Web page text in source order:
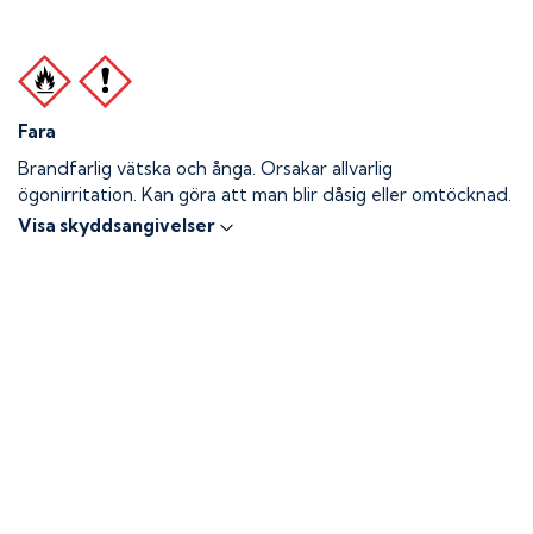
Fara
Brandfarlig vätska och ånga. Orsakar allvarlig
ögonirritation. Kan göra att man blir dåsig eller omtöcknad.
Visa skyddsangivelser